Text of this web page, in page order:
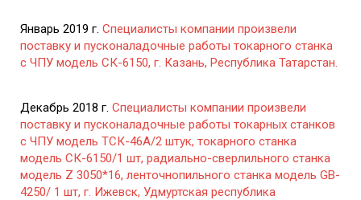
Январь 2019 г. Специалисты компании произвели
поставку и пусконаладочные работы токарного станка
с ЧПУ модель СК-6150, г. Казань, Республика Татарстан.
Декабрь 2018 г. Специалисты компании произвели
поставку и пусконаладочные работы токарных станков
с ЧПУ модель ТСК-46А/2 штук, токарного станка
модель СК-6150/1 шт, радиально-сверлильного станка
модель Z 3050*16, ленточнопильного станка модель GB-
4250/ 1 шт, г. Ижевск, Удмуртская республика